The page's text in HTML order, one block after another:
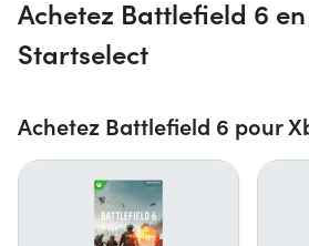
Achetez Battlefield 6
Startselect
Achetez Battlefield 6 pour